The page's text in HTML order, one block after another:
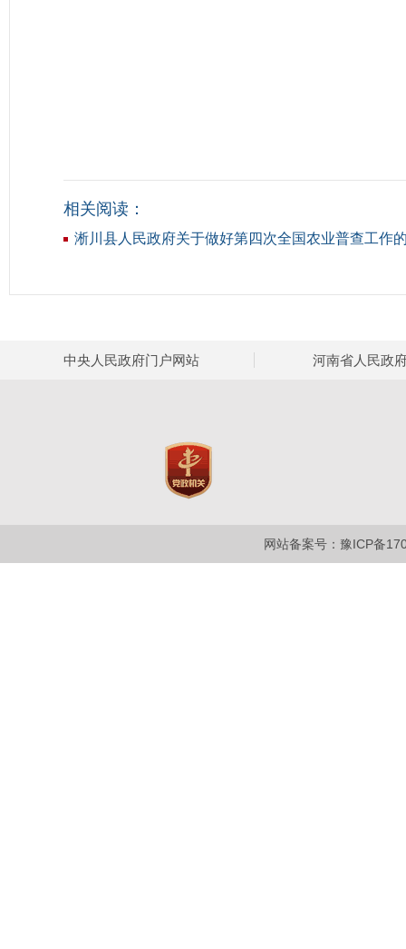
相关阅读：
淅川县人民政府关于做好第四次全国农业普查工作
中央人民政府门户网站 河南省人民政
网站备案号：豫ICP备